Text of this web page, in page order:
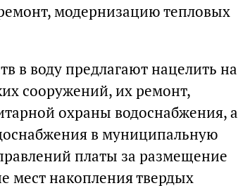
модернизацию тепловых
в воду предлагают нацелить на
сооружений, их ремонт,
охраны водоснабжения, а
в муниципальную
платы за размещение
мест накопления твердых